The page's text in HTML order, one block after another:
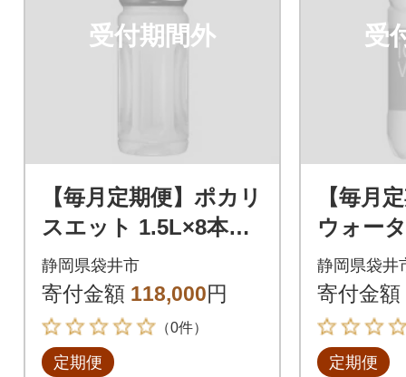
受付期間外
【毎月定期便】ポカリ
スエット 1.5L×8本全1
2回
静岡県袋井市
寄付金額 118,000円
（0件）
定期便
受
【毎月
ウォー
本全3回
静岡県袋井
寄付金額
定期便